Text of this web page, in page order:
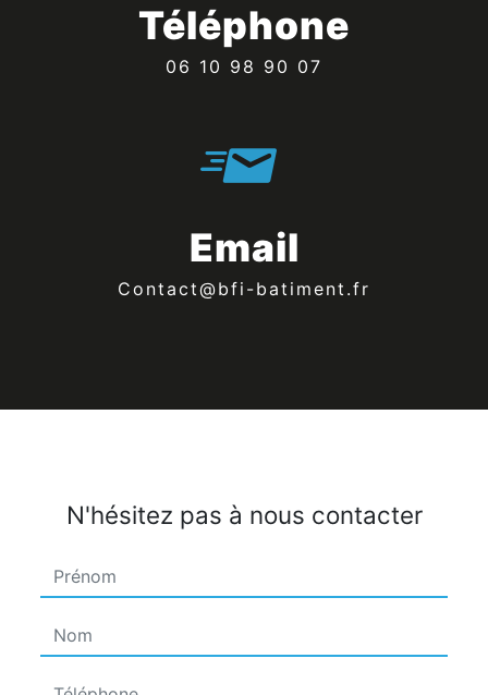
Téléphone
06 10 98 90 07
Email
contact@bfi-batiment.fr
N'hésitez pas à nous contacter